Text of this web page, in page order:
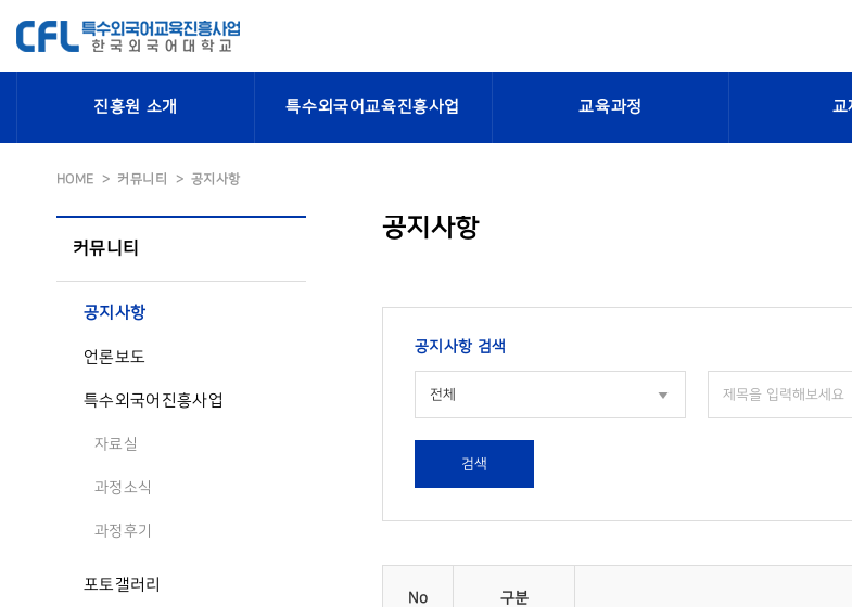
진흥원 소개 특수외국어교육진흥사업 교육과정 교
HOME 커뮤니티 공지사항
커뮤니티
공지사항
언론보도
특수외국어진흥사업
자료실
과정소식
과정후기
포토갤러리
공지사항
공지사항 검색
전체
검색
No 구분